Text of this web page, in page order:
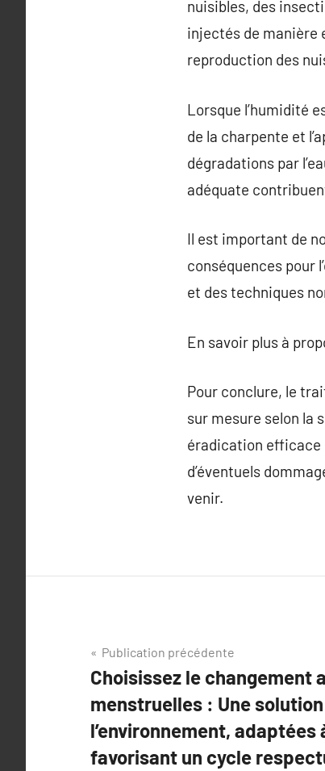
nuisibles, des
injectés de manière
reproduction des
Lorsque l’humidité
de la charpente et
dégradations par
adéquate
Il est important de
conséquences pour
et des techniques
En savoir plus à
Pour conclure, le
sur mesure selon la
éradication efficace
d’éventuels
venir.
Navigation
de
l’article
Publication précédente
Choisissez le changement
menstruelles : Une
l’environnement,
favorisant un cycle